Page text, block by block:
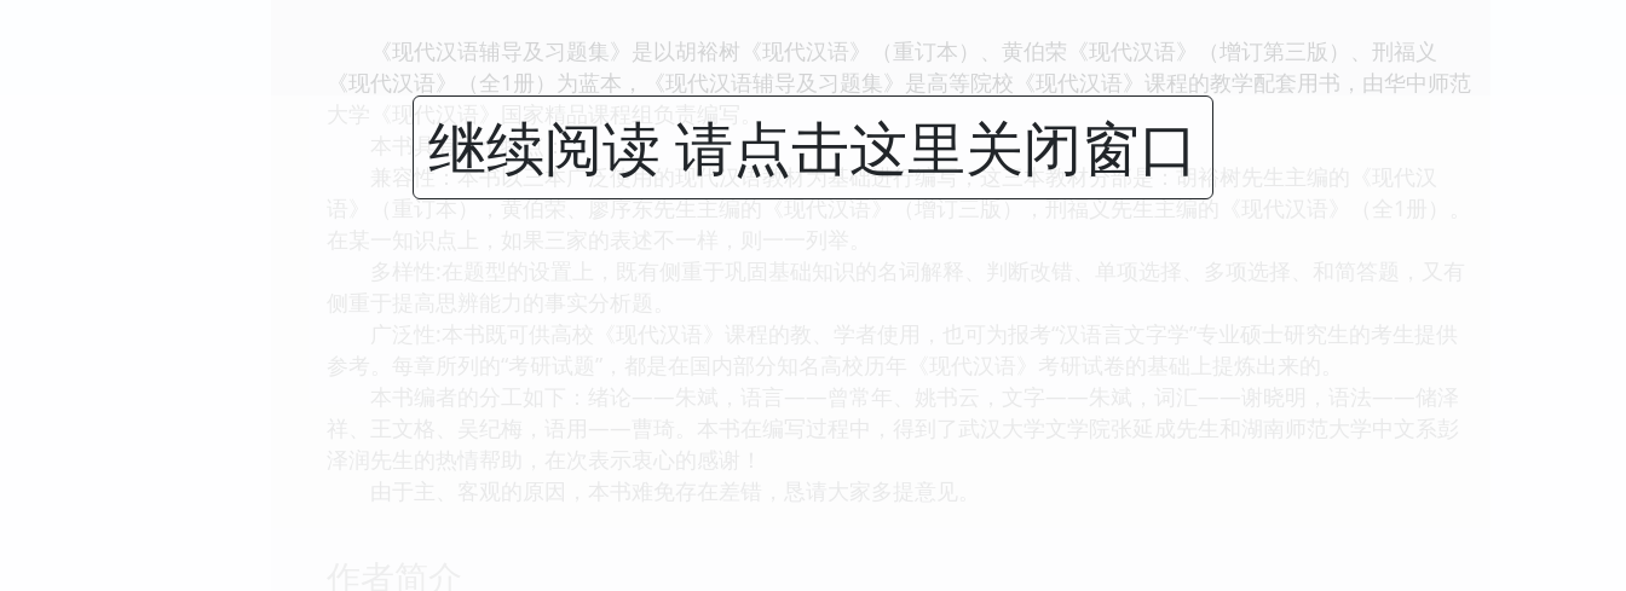
《现代汉语辅导及习题集》是以胡裕树《现代汉语》（重订本）、黄伯荣《现代汉语》（增订第三版）、刑福义
《现代汉语》（全1册）为蓝本，《现代汉语辅导及习题集》是高等院校《现代汉语》课程的教学配套用书，由华中师范
大学《现代汉语》国家精品课程组负责编写。
本书具有三个特点：
兼容性：本书以三本广泛使用的现代汉语教材为基础进行编写，这三本教材分部是：胡裕树先生主编的《现代汉
语》（重订本），黄伯荣、廖序东先生主编的《现代汉语》（增订三版），刑福义先生主编的《现代汉语》（全1册）。
继续阅读 请点击这里关闭窗口